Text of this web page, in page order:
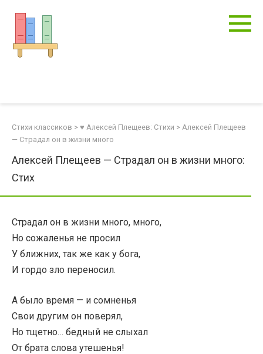
контенту
Стихи классиков > ♥ Алексей Плещеев: Стихи > Алексей Плещеев
— Страдал он в жизни много
Алексей Плещеев — Страдал он в жизни много:
Стих
Страдал он в жизни много, много,
Но сожаленья не просил
У ближних, так же как у бога,
И гордо зло переносил.
А было время — и сомненья
Свои другим он поверял,
Но тщетно… бедный не слыхал
От брата слова утешенья!